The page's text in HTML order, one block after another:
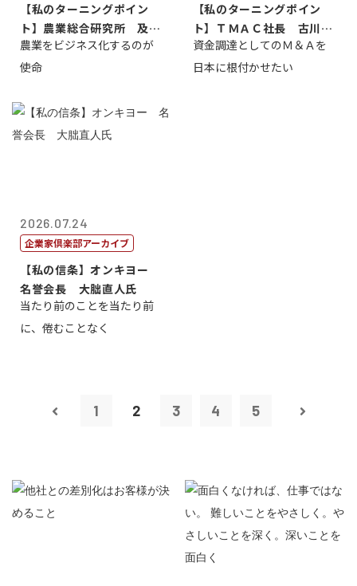
【私のターニングポイン
ト】農業総合研究所 及川
智正
農業をビジネス化するのが
使命
【私のターニングポイン
ト】ＴＭＡＣ社長 古川英
一
資金調達としてのＭ＆Ａを
日本に根付かせたい
2026.07.24
企業家倶楽部アーカイブ
【私の信条】オンキヨー
名誉会長 大朏直人氏
当たり前のことを当たり前
に、倦むことなく
1 2 3 4 5